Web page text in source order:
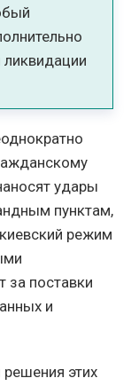
ликвидации
удары
пунктам,
режим
за поставки
и
этих